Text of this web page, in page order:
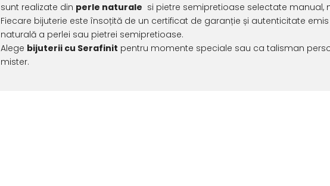
sunt realizate din perle naturale si pietre semipretioase selectate
Fiecare bijuterie este însoțită de un certificat de garanție și autenticitate
naturală a perlei sau pietrei semipretioase.
Alege bijuterii cu Serafinit pentru momente speciale sau ca talisman
mister.